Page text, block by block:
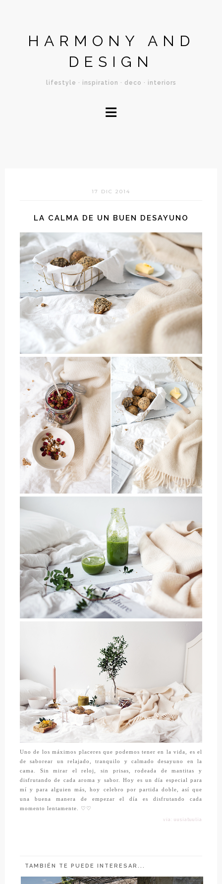
HARMONY AND
DESIGN
lifestyle · inspiration · deco · interiors
≡
17 DIC 2014
LA CALMA DE UN BUEN DESAYUNO
Uno de los máximos placeres que podemos tener en la vida, es el
de saborear un relajado, tranquilo y calmado desayuno en la
cama. Sin mirar el reloj, sin prisas, rodeada de mantitas y
disfrutando de cada aroma y sabor. Hoy es un día especial para
mí y para alguien más, hoy celebro por partida doble, así que
una buena manera de empezar el día es disfrutando cada
momento lentamente. ♡♡
vía: uusiatuulia
TAMBIÉN TE PUEDE INTERESAR...